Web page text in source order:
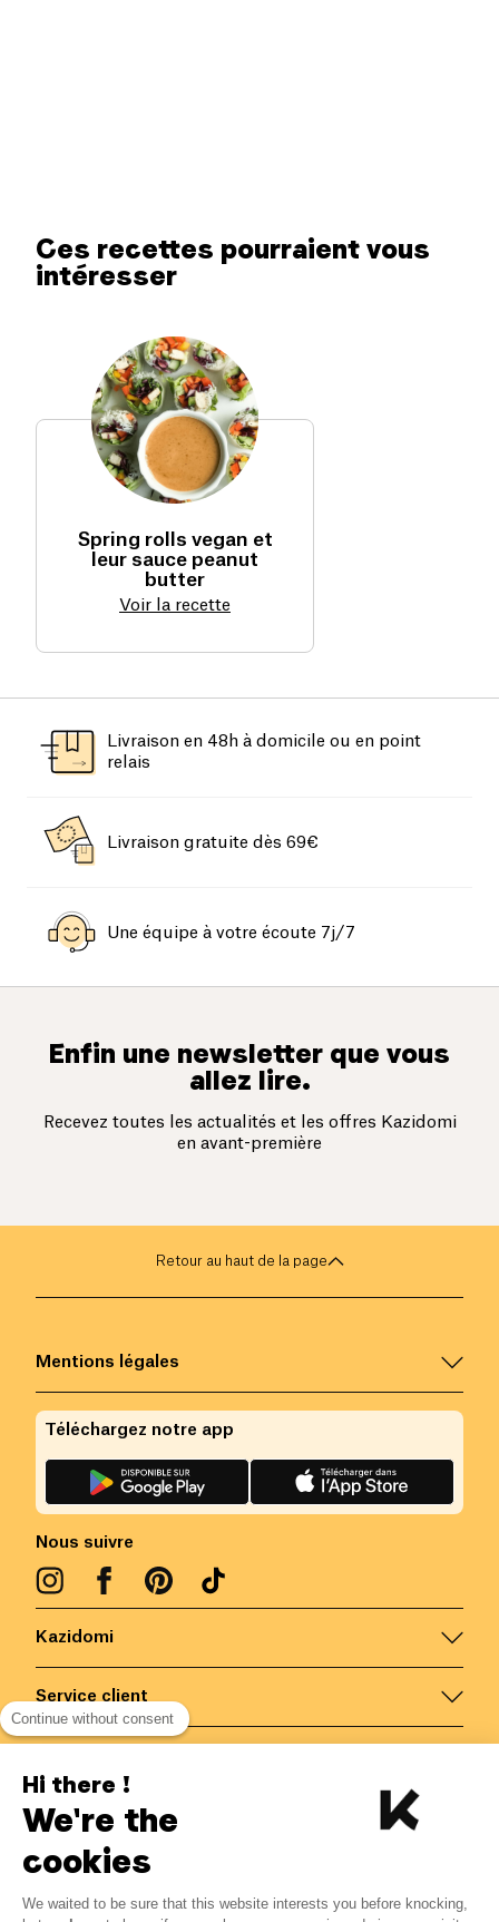
Ces recettes pourraient vous
intéresser
Spring rolls vegan et
leur sauce peanut
butter
Voir la recette
Livraison en 48h à domicile ou en point
relais
Livraison gratuite dès 69€
Une équipe à votre écoute 7j/7
Enfin une newsletter que vous
allez lire.
Recevez toutes les actualités et les offres Kazidomi
en avant-première
5.15 € -15% ?
Retour au haut de la page
Kazidomi
Service client
Mentions légales
Nous suivre
Téléchargez notre app
Belgique/FR
Continue without consent
Hi there !
We're the
cookies
We waited to be sure that this website interests you before knocking,